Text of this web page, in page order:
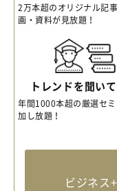
2万本超のオリジナル記
画・資料が見放題！
トレンドを聞い
年間1000本超の厳選セ
加し放題！
ビジネス